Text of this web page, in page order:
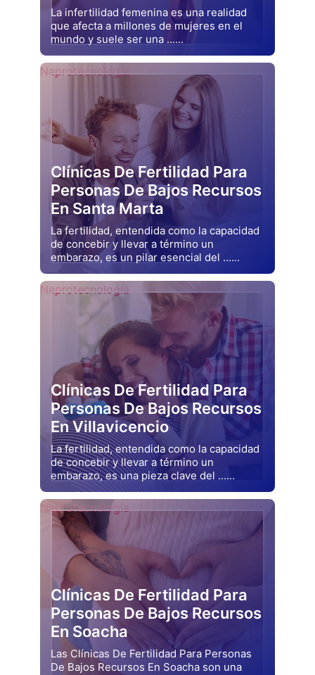
La infertilidad femenina es una realidad
que afecta a millones de mujeres en el
mundo y suele ser una ......
Drjluquerna
Clínicas De Fertilidad Para
Personas De Bajos Recursos
En Santa Marta
La fertilidad, entendida como la capacidad
de concebir y llevar a término un
embarazo, es un pilar esencial del ......
Drjluquerna
Naprotecnología
Clínicas De Fertilidad Para
Personas De Bajos Recursos
En Villavicencio
La fertilidad, entendida como la capacidad
de concebir y llevar a término un
embarazo, es una pieza clave del ......
Drjluquerna
Naprotecnología
Clínicas De Fertilidad Para
Personas De Bajos Recursos
En Soacha
Las Clínicas De Fertilidad Para Personas
De Bajos Recursos En Soacha son una
Naprotecnología